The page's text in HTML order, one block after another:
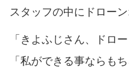
スタッフの中にドロー
「きよふじさん、ドロ
「私ができる事ならも